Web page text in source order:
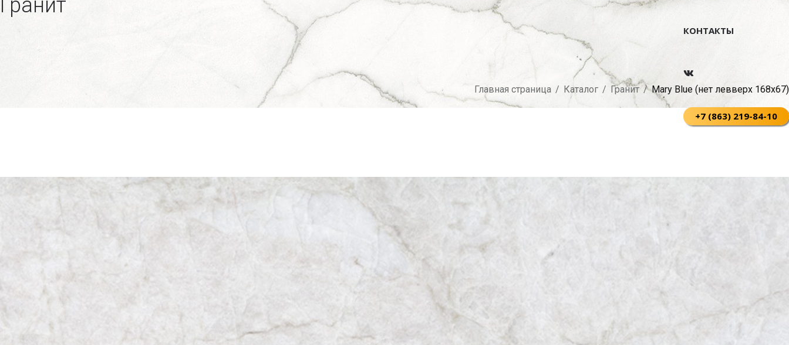
КОНТАКТЫ
+7 (863) 219-84-10
Гранит
Главная страница / Каталог / Гранит / Mary Blue (нет левверх 168х67)